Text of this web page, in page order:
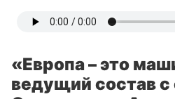
«Европа – это
ведущий состав с